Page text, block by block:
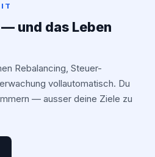
und das Leben
Rebalancing, Steuer-
vollautomatisch. Du
— ausser deine Ziele zu